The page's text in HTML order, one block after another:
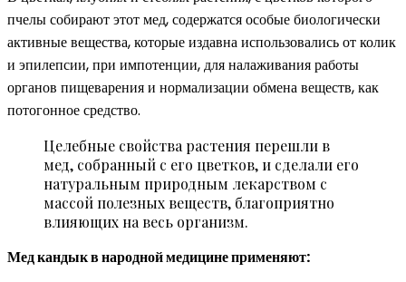
пчелы собирают этот мед, содержатся особые биологически
активные вещества, которые издавна использовались от колик
и эпилепсии, при импотенции, для налаживания работы
органов пищеварения и нормализации обмена веществ, как
потогонное средство.
Целебные свойства растения перешли в
мед, собранный с его цветков, и сделали его
натуральным природным лекарством с
массой полезных веществ, благоприятно
влияющих на весь организм.
Мед кандык в народной медицине применяют: